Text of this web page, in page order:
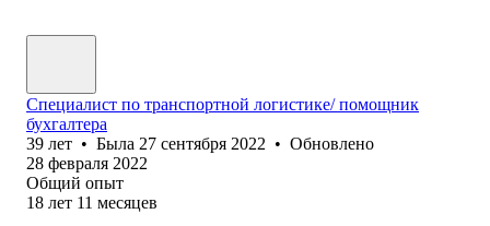
Специалист по транспортной логистике/ помощник
бухгалтера
39 лет • Была 27 сентября 2022 • Обновлено
28 февраля 2022
Общий опыт
18 лет 11 месяцев